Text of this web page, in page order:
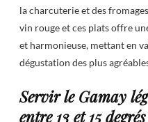
la charcuterie et des
vin rouge et ces plats offre
et harmonieuse, mettant en
dégustation des plus
Servir le Gamay
entre 13 et 15